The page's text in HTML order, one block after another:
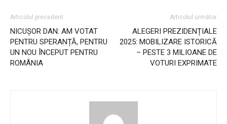
Articolul precedent
NICUȘOR DAN: AM VOTAT
PENTRU SPERANȚĂ, PENTRU
UN NOU ÎNCEPUT PENTRU
ROMÂNIA
Articolul următor
ALEGERI PREZIDENȚIALE
2025: MOBILIZARE ISTORICĂ
– PESTE 3 MILIOANE DE
VOTURI EXPRIMATE